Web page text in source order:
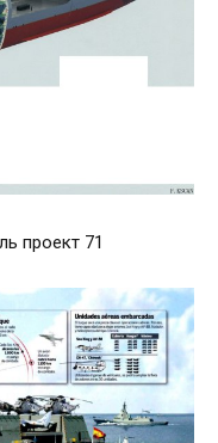
проект 71